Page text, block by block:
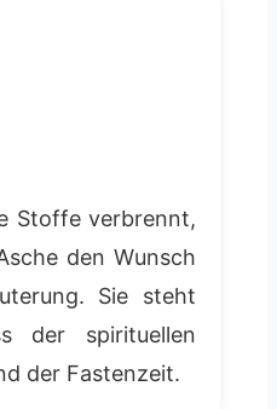
Stoffe verbrennt,
den Wunsch
Sie steht
der spirituellen
der Fastenzeit.